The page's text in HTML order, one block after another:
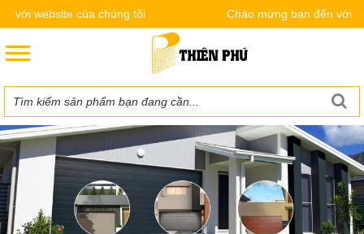
website của chúng tôi Chào mừng bạn đến với